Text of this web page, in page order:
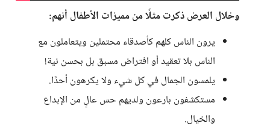
وخلال العرض ذكرت مثلًا من مميزات الأطفال أنهم:
يرون الناس كلهم كأصدقاء محتملين ويتعاملون مع
الناس بلا تعقيد أو افتراض مسبق بل بحسن نية!
يلمسون الجمال في كل شيء ولا يكرهون أحدًا.
مستكشفون بارعون ولديهم حس عالٍ من الإبداع
والخيال.